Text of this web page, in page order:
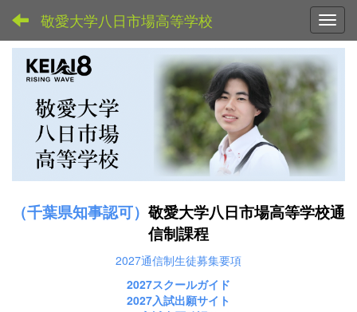
敬愛大学八日市場高等学校
（千葉県知事認可） 敬愛大学八日市場高等学校通
信制課程
2027通信制生徒募集要項
2027スクールガイド
2027入試出願サイト